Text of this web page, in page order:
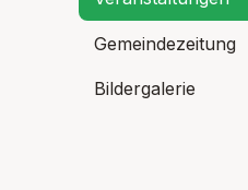
Gemeindezeitung
Bildergalerie